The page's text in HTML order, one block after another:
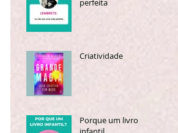
perfeita
Criatividade
Porque um livro